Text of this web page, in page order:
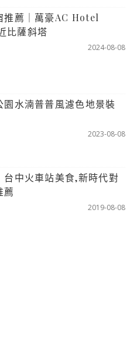
推薦｜萬豪AC Hotel
比薩斜塔
2024-08-08
園水湳普普風濾色地景裝
2023-08-08
台中火車站美食,新時代對
薦
2019-08-08